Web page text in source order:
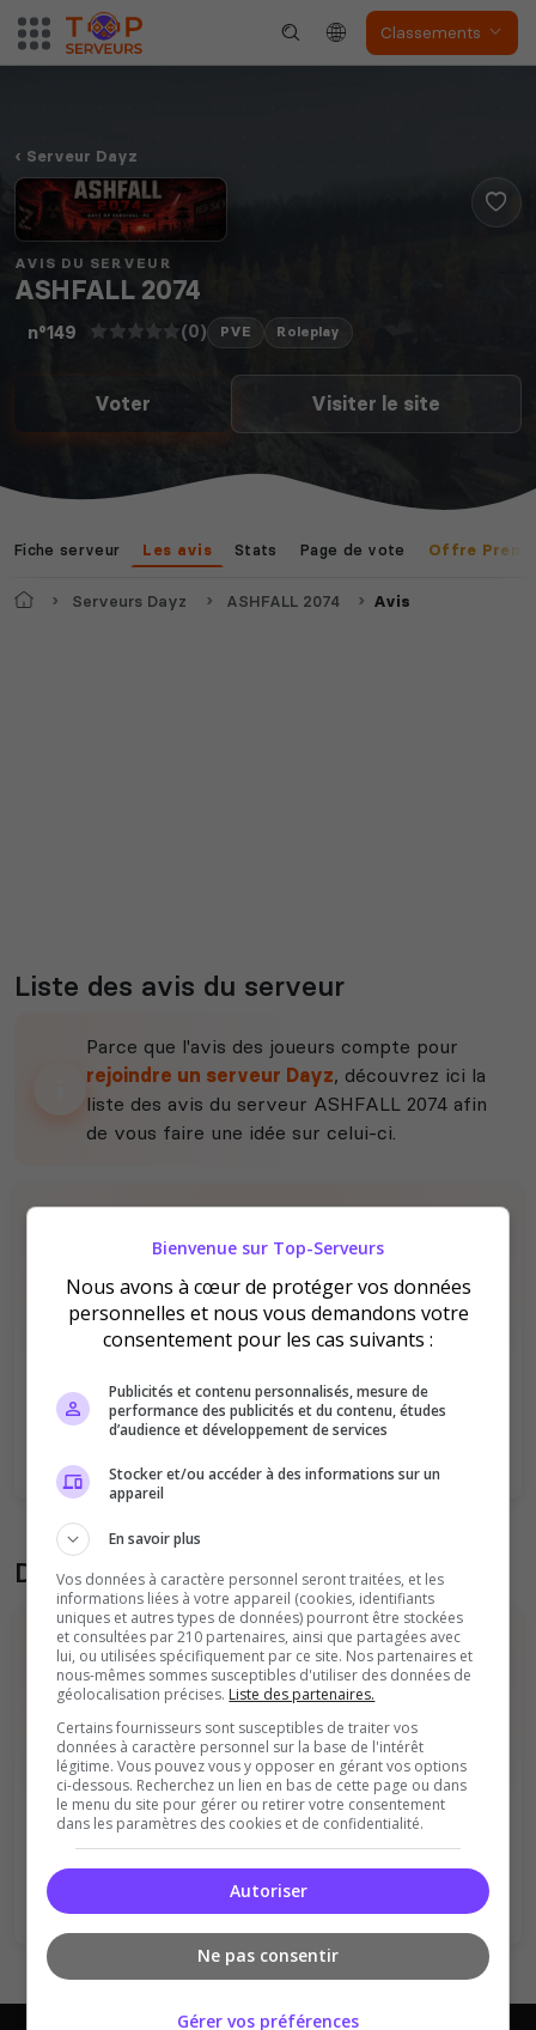
Classements
The Front
Dune Awakening
Squad
Neverwinter
Nights
Serveur Dayz
AVIS DU SERVEUR
ASHFALL 2074
n°149 (0) PVE Roleplay
Voter Visiter le site
Fiche serveur Les avis Stats Page de vote Offre
AccueilServeurs Dayz ASHFALL 2074 Avis
Liste des avis du serveur
Parce que l'avis des joueurs compte pour
rejoindre un serveur Dayz, découvrez ici la
liste des avis du serveur ASHFALL 2074 afin
de vous faire une idée sur celui-ci.
Il n'y a pas encore d'avis sur ce serveur.
Qualité
Staff du serveur
Ambiance
Disponibilité
Donner son avis sur le serveur
Vous devez être connecté pour ajouter
un avis sur ce serveur !
Se connecter S'inscrire
Bienvenue sur Top-Serveurs
Nous avons à cœur de protéger vos données
personnelles et nous vous demandons votre
consentement pour les cas suivants :
Publicités et contenu personnalisés, mesure de
performance des publicités et du contenu, études
d’audience et développement de services
Stocker et/ou accéder à des informations sur un
appareil
En savoir plus
Vos données à caractère personnel seront traitées, et les
informations liées à votre appareil (cookies, identifiants
uniques et autres types de données) pourront être stockées
et consultées par 210 partenaires, ainsi que partagées avec
lui, ou utilisées spécifiquement par ce site. Nos partenaires et
nous-mêmes sommes susceptibles d'utiliser des données de
géolocalisation précises. Liste des partenaires.
Certains fournisseurs sont susceptibles de traiter vos
données à caractère personnel sur la base de l'intérêt
légitime. Vous pouvez vous y opposer en gérant vos options
ci-dessous. Recherchez un lien en bas de cette page ou dans
le menu du site pour gérer ou retirer votre consentement
dans les paramètres des cookies et de confidentialité.
Autoriser
Ne pas consentir
Gérer vos préférences